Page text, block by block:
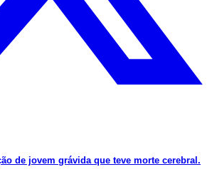
de jovem grávida que teve morte cerebral.